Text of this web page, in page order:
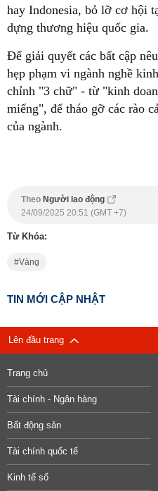
hay Indonesia, bỏ lỡ cơ hội
dựng thương hiệu quốc gia.
Để giải quyết các bất cập
hẹp phạm vi ngành nghề
chỉnh "3 chữ" - từ "kinh
miếng", để tháo gỡ các rào
của ngành.
Theo Người lao động
24/09/2025 20:51 (GMT +7)
Từ Khóa:
Vàng
TIN MỚI CẬP NHẬT
Lên đầu trang
Trang chủ
Tài chính - Ngân hàng
Bất động sản
Tài chính quốc tế
Kinh tế số